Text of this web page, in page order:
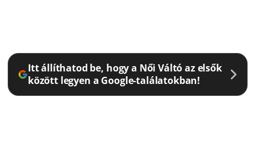
Itt állíthatod be, hogy a Női Váltó az elsők
között legyen a Google-találatokban!